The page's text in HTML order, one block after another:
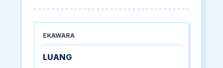
EKAWARA
LUANG